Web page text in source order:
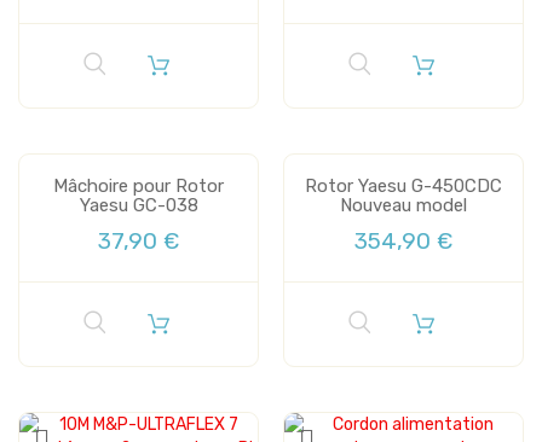
Mâchoire pour Rotor
Yaesu GC-038
37,90 €
Rotor Yaesu G-450CDC
Nouveau model
354,90 €